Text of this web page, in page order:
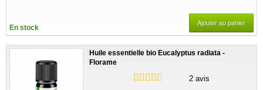
En stock
Ajouter au panier
Huile essentielle bio Eucalyptus radiata -
Florame
2 avis